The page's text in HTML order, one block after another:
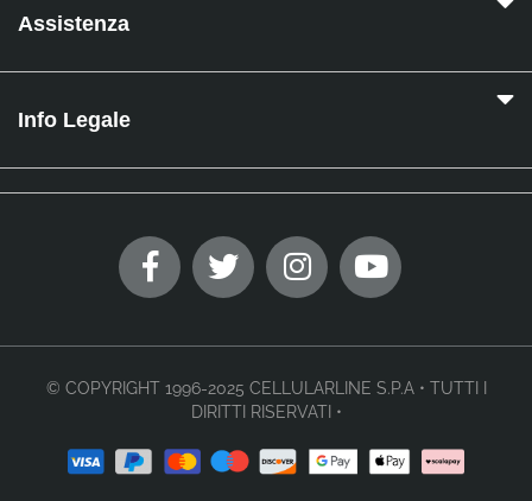
Assistenza
Info Legale
© COPYRIGHT 1996-2025 CELLULARLINE S.P.A • TUTTI I
DIRITTI RISERVATI •